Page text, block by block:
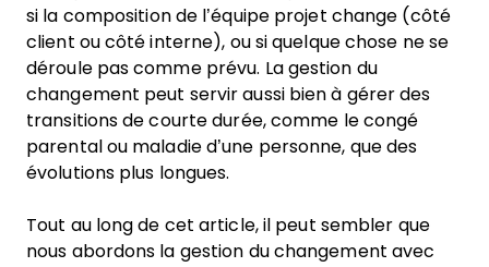
si la composition de l’équipe projet change (côté
client ou côté interne), ou si quelque chose ne se
déroule pas comme prévu. La gestion du
changement peut servir aussi bien à gérer des
transitions de courte durée, comme le congé
parental ou maladie d’une personne, que des
évolutions plus longues.
Tout au long de cet article, il peut sembler que
nous abordons la gestion du changement avec